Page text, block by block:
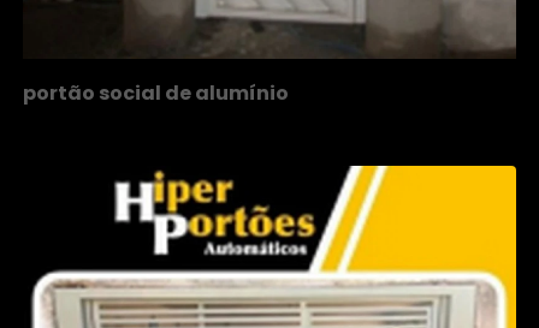
portão social de alumínio